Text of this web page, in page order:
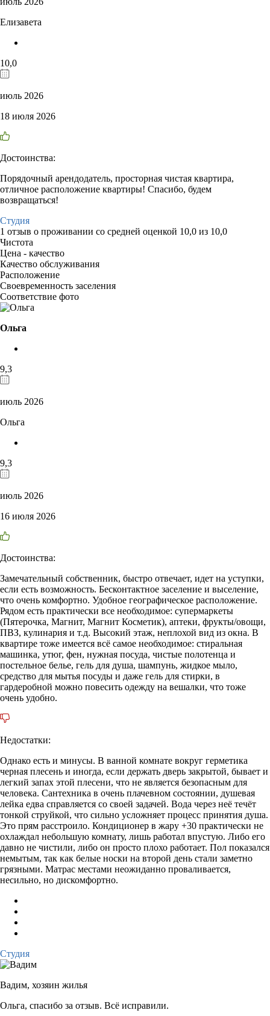
Елизавета
10,0
июль 2026
18 июля 2026
Достоинства:
Порядочный арендодатель, просторная чистая квартира,
отличное расположение квартиры! Спасибо, будем
возвращаться!
Студия
1 отзыв о проживании со средней оценкой 10,0 из 10,0
Чистота
Цена - качество
Качество обслуживания
Расположение
Своевременность заселения
Соответствие фото
Ольга
9,3
июль 2026
Ольга
9,3
июль 2026
16 июля 2026
Достоинства:
Замечательный собственник, быстро отвечает, идет на уступки,
если есть возможность. Бесконтактное заселение и выселение,
что очень комфортно. Удобное географическое расположение.
Рядом есть практически все необходимое: супермаркеты
(Пятерочка, Магнит, Магнит Косметик), аптеки, фрукты/овощи,
ПВЗ, кулинария и т.д. Высокий этаж, неплохой вид из окна. В
квартире тоже имеется всё самое необходимое: стиральная
машинка, утюг, фен, нужная посуда, чистые полотенца и
постельное белье, гель для душа, шампунь, жидкое мыло,
средство для мытья посуды и даже гель для стирки, в
гардеробной можно повесить одежду на вешалки, что тоже
очень удобно.
Недостатки:
Однако есть и минусы. В ванной комнате вокруг герметика
черная плесень и иногда, если держать дверь закрытой, бывает и
легкий запах этой плесени, что не является безопасным для
человека. Сантехника в очень плачевном состоянии, душевая
лейка едва справляется со своей задачей. Вода через неё течёт
тонкой струйкой, что сильно усложняет процесс принятия душа.
Это прям расстроило. Кондиционер в жару +30 практически не
охлаждал небольшую комнату, лишь работал впустую. Либо его
давно не чистили, либо он просто плохо работает. Пол показался
немытым, так как белые носки на второй день стали заметно
грязными. Матрас местами неожиданно проваливается,
несильно, но дискомфортно.
Студия
Вадим, хозяин жилья
Ольга, спасибо за отзыв. Всё исправили.